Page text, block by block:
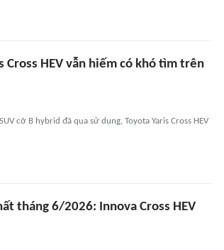
Cross HEV vẫn hiếm có khó tìm trên
cỡ B hybrid đã qua sử dụng, Toyota Yaris Cross HEV
tháng 6/2026: Innova Cross HEV